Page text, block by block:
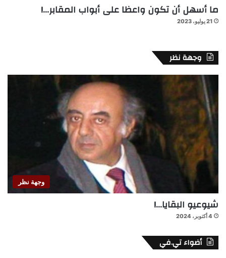
ما أسهل أن تكون واعظا على أبواب المقابر…!
21 يوليو، 2023
وجهة نظر
وجهة نظر
شيوعيو البقايا…!
4 أكتوبر، 2024
أضواء تي.في